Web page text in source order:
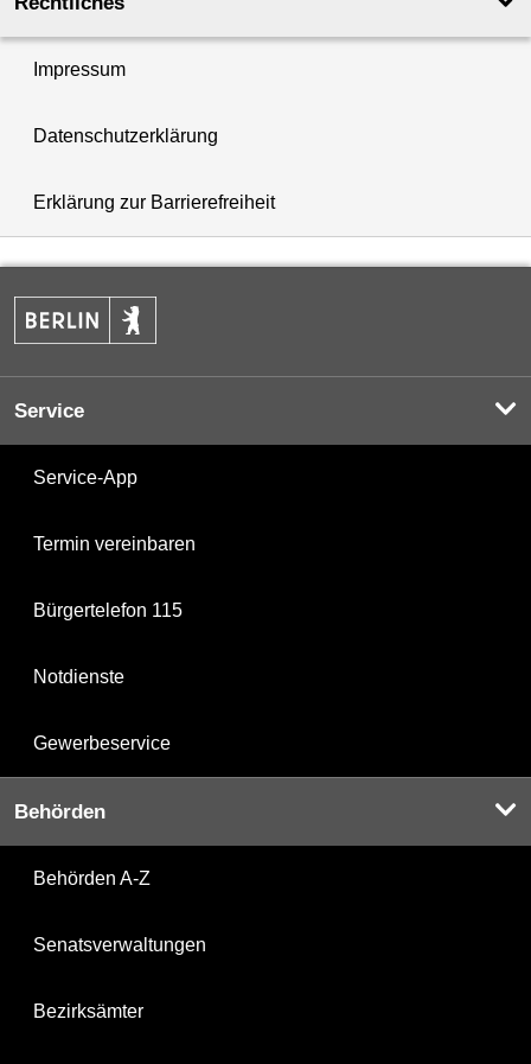
Impressum
Datenschutzerklärung
Erklärung zur Barrierefreiheit
Service
Service-App
Termin vereinbaren
Bürgertelefon 115
Notdienste
Gewerbeservice
Behörden
Behörden A-Z
Senatsverwaltungen
Bezirksämter